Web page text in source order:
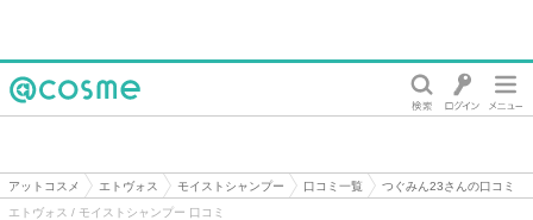
アットコスメ エトヴォス モイストシャンプー 口コミ一覧
つぐみん23さんの口コミ
エトヴォス / モイストシャンプー 口コミ